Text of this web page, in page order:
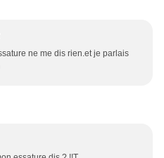
ne me dis rien.et je parlais